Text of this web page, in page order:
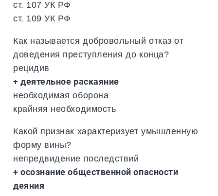
ст. 107 УК РФ
ст. 109 УК РФ
Как называется добровольный отказ от
доведения преступления до конца?
рецидив
+ деятельное раскаяние
необходимая оборона
крайняя необходимость
Какой признак характеризует умышленную
форму вины?
непредвидение последствий
+ осознание общественной опасности
деяния